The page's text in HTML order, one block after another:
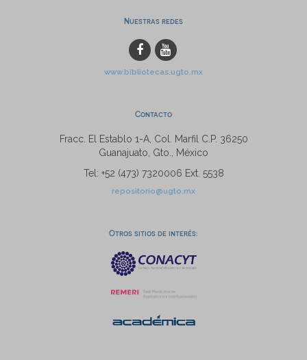
Nuestras redes
www.bibliotecas.ugto.mx
Contacto
Fracc. El Establo 1-A, Col. Marfil C.P. 36250
Guanajuato, Gto., México
Tel: +52 (473) 7320006 Ext. 5538
repositorio@ugto.mx
Otros sitios de interés: